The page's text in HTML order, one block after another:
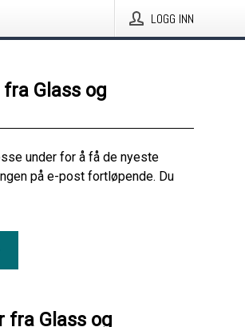
LOGG INN
Glass og
under for å få de nyeste
på e-post fortløpende. Du
fra Glass og